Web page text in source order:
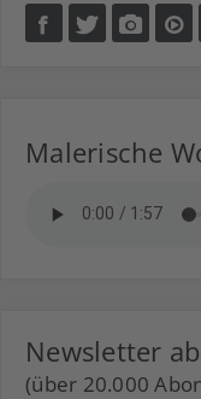
Malerische
Newsletter
(über 20.000